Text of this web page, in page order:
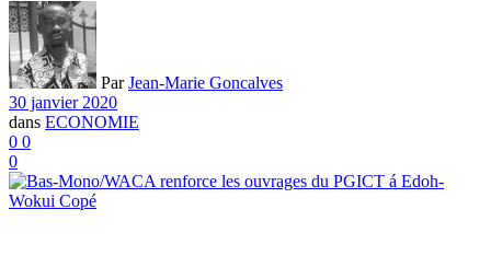
Par Jean-Marie Goncalves
30 janvier 2020
dans ECONOMIE
0 0
0